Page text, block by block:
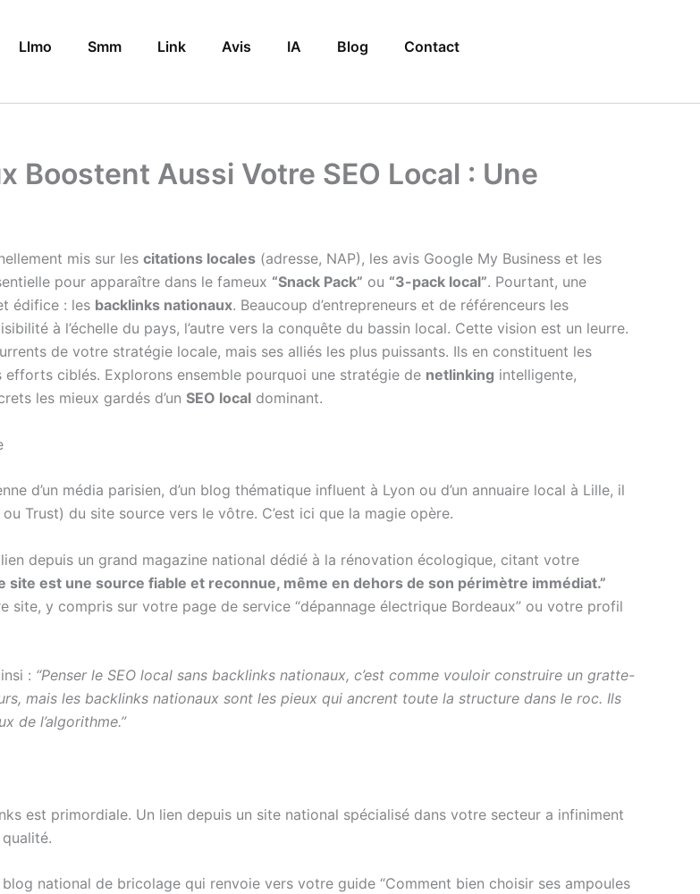
Llmo Smm Link Avis IA Blog Contact
Boostent Aussi Votre SEO Local : Une
mis sur les citations locales (adresse, NAP), les avis Google My Business et les
pour apparaître dans le fameux “Snack Pack” ou “3-pack local”. Pourtant, une
édifice : les backlinks nationaux. Beaucoup d’entrepreneurs et de référenceurs les
à l’échelle du pays, l’autre vers la conquête du bassin local. Cette vision est un leurre.
de votre stratégie locale, mais ses alliés les plus puissants. Ils en constituent les
ciblés. Explorons ensemble pourquoi une stratégie de netlinking intelligente,
les mieux gardés d’un SEO local dominant.
d’un média parisien, d’un blog thématique influent à Lyon ou d’un annuaire local à Lille, il
Trust) du site source vers le vôtre. C’est ici que la magie opère.
depuis un grand magazine national dédié à la rénovation écologique, citant votre
site est une source fiable et reconnue, même en dehors de son périmètre immédiat.”
site, y compris sur votre page de service “dépannage électrique Bordeaux” ou votre profil
: “Penser le SEO local sans backlinks nationaux, c’est comme vouloir construire un gratte-
mais les backlinks nationaux sont les pieux qui ancrent toute la structure dans le roc. Ils
de l’algorithme.”
est primordiale. Un lien depuis un site national spécialisé dans votre secteur a infiniment
national de bricolage qui renvoie vers votre guide “Comment bien choisir ses ampoules